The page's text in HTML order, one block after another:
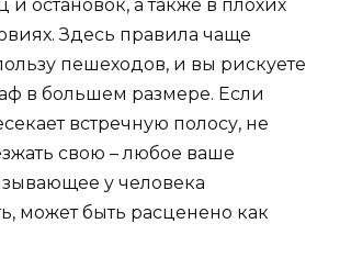
остановок, а также в плохих
Здесь правила чаще
пешеходов, и вы рискуете
в большем размере. Если
встречную полосу, не
свою – любое ваше
у человека
может быть расценено как